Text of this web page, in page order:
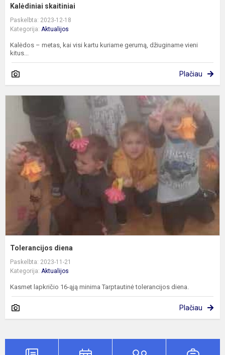
Kalėdiniai skaitiniai
Paskelbta: 2023-12-18
Kategorija: Aktualijos
Kalėdos – metas, kai visi kartu kuriame gerumą, džiuginame vieni
kitus...
Plačiau
Tolerancijos diena
Paskelbta: 2023-11-21
Kategorija: Aktualijos
Kasmet lapkričio 16-ąją minima Tarptautinė tolerancijos diena.
Plačiau